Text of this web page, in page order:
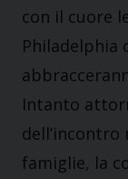
con il cuore
Philadelphia
Intanto
dell’incontro
famiglie, la